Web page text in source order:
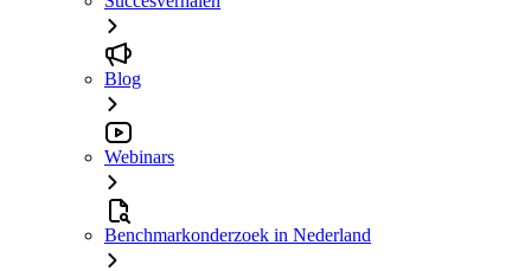
Blog
Webinars
Benchmarkonderzoek in Nederland